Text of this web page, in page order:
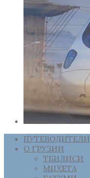
ПУТЕВОДИТЕЛИ
О ГРУЗИИ
ТБИЛИСИ
МЦХЕТА